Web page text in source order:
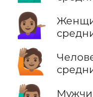
💁🏽‍♀️
🙋🏽